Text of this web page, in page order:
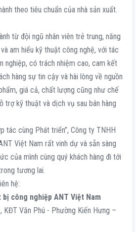
theo tiêu chuẩn của nhà sản xuất.
từ đội ngũ nhân viên trẻ trung, năng
am hiểu kỹ thuật công nghệ, với tác
nghiệp, có trách nhiệm cao, cam kết
hàng sự tin cậy và hài lòng về nguồn
giá cả, chất lượng cũng như chế
trợ kỹ thuật và dịch vụ sau bán hàng
tác cùng Phát triển”, Công ty TNHH
Việt Nam rất vinh dự và sẵn sàng
của mình cùng quý khách hàng đi tới
tương lai.
hệ:
công nghiệp ANT Việt Nam
KĐT Văn Phú - Phường Kiến Hưng –